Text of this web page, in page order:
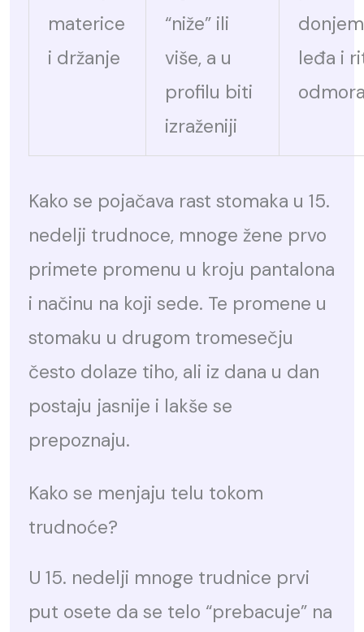
materice
i držanje
“niže” ili
više, a u
profilu biti
izraženiji
leđa i
Kako se pojačava rast stomaka u 15.
nedelji trudnoce, mnoge žene prvo
primete promenu u kroju pantalona
i načinu na koji sede. Te promene u
stomaku u drugom tromesečju
često dolaze tiho, ali iz dana u dan
postaju jasnije i lakše se
prepoznaju.
Kako se menjaju telu tokom
trudnoće?
U 15. nedelji mnoge trudnice prvi
put osete da se telo “prebacuje” na